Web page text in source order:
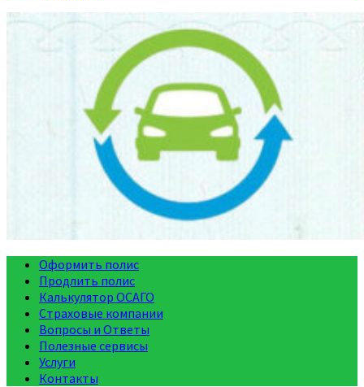
Оформить полис
Продлить полис
Калькулятор ОСАГО
Страховые компании
Вопросы и Ответы
Полезные сервисы
Услуги
Контакты